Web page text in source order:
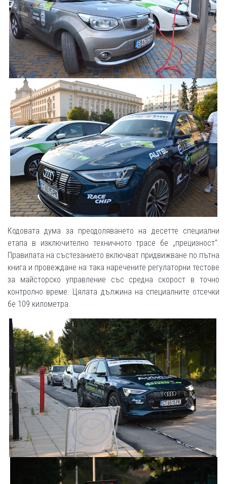
Кодовата дума за преодоляването на десетте специални
етапа в изключително техничното трасе бе „прецизност“.
Правилата на състезанието включват придвижване по пътна
книга и провеждане на така наречените регулаторни тестове
за майсторско управление със средна скорост в точно
контролно време. Цялата дължина на специалните отсечки
бе 109 километра.